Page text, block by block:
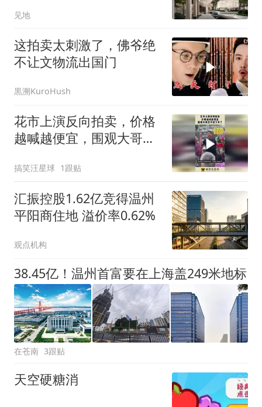
见地
这拍卖太刺激了，佛爷绝
不让文物流出国门
黒溯KuroHush
花市上演反向拍卖，价格
越喊越便宜，围观大哥忍
搞笑汪星球 1跟贴
汇振控股1.62亿竞得温州
平阳商住地 溢价率0.62%
观点机构
38.45亿！温州首富要在上海盖249米地标
在苍南 3跟贴
天空硬糖消